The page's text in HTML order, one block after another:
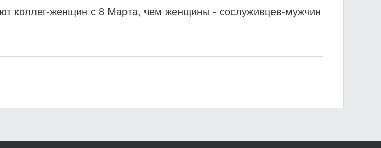
коллег-женщин с 8 Марта, чем женщины - сослуживцев-мужчин